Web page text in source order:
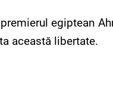
egiptean
această libertate.